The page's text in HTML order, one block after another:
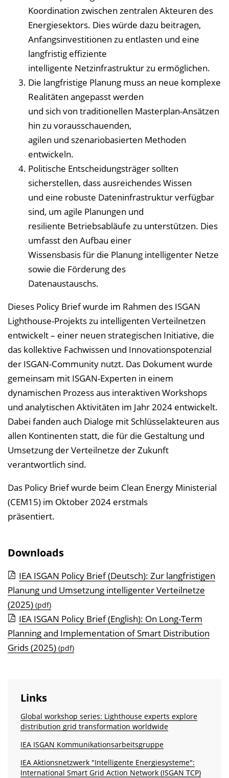
Koordination zwischen zentralen Akteuren des
Energiesektors. Dies würde dazu beitragen,
Anfangsinvestitionen zu entlasten und eine
langfristig effiziente
intelligente Netzinfrastruktur zu ermöglichen.
Die langfristige Planung muss an neue komplexe
Realitäten angepasst werden
und sich von traditionellen Masterplan-Ansätzen
hin zu vorausschauenden,
agilen und szenariobasierten Methoden
entwickeln.
Politische Entscheidungsträger sollten
sicherstellen, dass ausreichendes Wissen
und eine robuste Dateninfrastruktur verfügbar
sind, um agile Planungen und
resiliente Betriebsabläufe zu unterstützen. Dies
umfasst den Aufbau einer
Wissensbasis für die Planung intelligenter Netze
sowie die Förderung des
Datenaustauschs.
Dieses Policy Brief wurde im Rahmen des ISGAN
Lighthouse-Projekts zu intelligenten Verteilnetzen
entwickelt – einer neuen strategischen Initiative, die
das kollektive Fachwissen und Innovationspotenzial
der ISGAN-Community nutzt. Das Dokument wurde
gemeinsam mit ISGAN-Experten in einem
dynamischen Prozess aus interaktiven Workshops
und analytischen Aktivitäten im Jahr 2024 entwickelt.
Dabei fanden auch Dialoge mit Schlüsselakteuren aus
allen Kontinenten statt, die für die Gestaltung und
Umsetzung der Verteilnetze der Zukunft
verantwortlich sind.
Das Policy Brief wurde beim Clean Energy Ministerial
(CEM15) im Oktober 2024 erstmals
präsentiert.
Downloads
IEA ISGAN​​ ​Policy Brief (Deutsch): Zur langfristigen
Planung und Umsetzung intelligenter Verteilnetze
(2025) (pdf)
IEA ISGAN​​ ​Policy Brief (English): On Long-Term
Planning and Implementation of Smart Distribution
Grids (2025) (pdf)
Links
Global workshop series: Lighthouse experts explore
distribution grid transformation worldwide
IEA ISGAN Kommunikationsarbeitsgruppe
IEA Aktionsnetzwerk "Intelligente Energiesysteme":
International Smart Grid Action Network (ISGAN TCP)